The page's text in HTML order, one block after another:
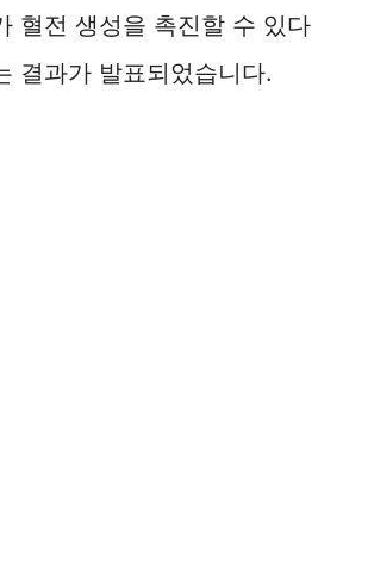
혈전 생성을 촉진할 수 있다
결과가 발표되었습니다.